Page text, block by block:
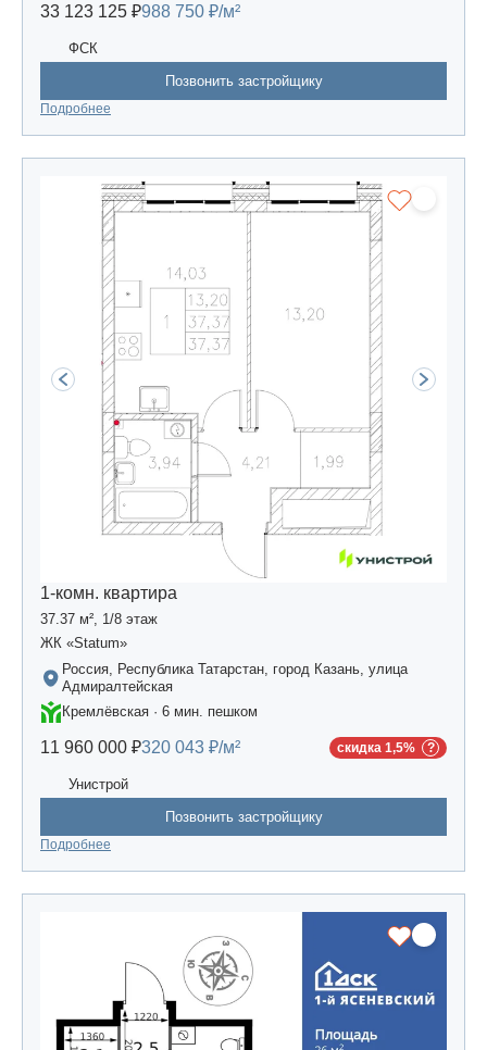
33 123 125 ₽988 750 ₽/м²
ФСК
Позвонить застройщику
Подробнее
1-комн. квартира
37.37 м², 1/8 этаж
ЖК «Statum»
Россия, Республика Татарстан, город Казань, улица
Адмиралтейская
Кремлёвская · 6 мин. пешком
11 960 000 ₽320 043 ₽/м² скидка 1,5%
Унистрой
Позвонить застройщику
Подробнее